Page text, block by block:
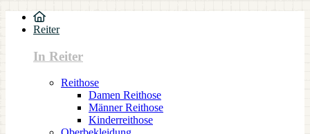
Reiter
In Reiter
Reithose
Damen Reithose
Männer Reithose
Kinderreithose